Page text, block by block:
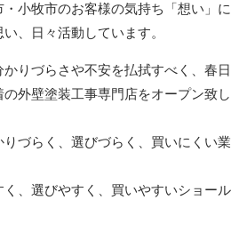
小牧市のお客様の気持ち「想い」に
、日々活動しています。
りづらさや不安を払拭すべく、春日
外壁塗装工事専門店をオープン致し
づらく、選びづらく、買いにくい業
、選びやすく、買いやすいショール